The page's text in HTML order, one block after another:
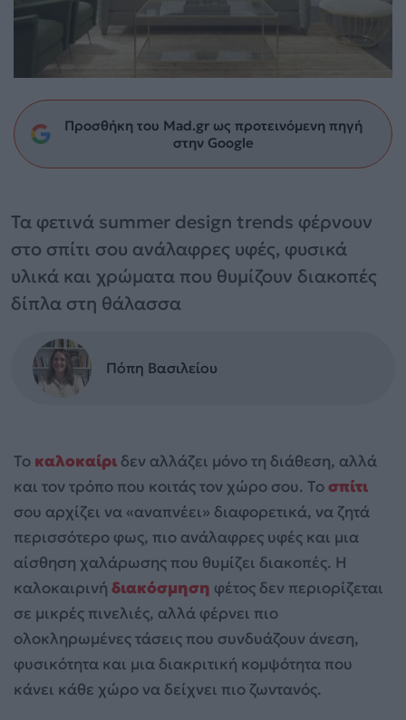
Προσθήκη του Mad.gr ως προτεινόμενη πηγή
στην Google
Τα φετινά summer design trends φέρνουν
στο σπίτι σου ανάλαφρες υφές, φυσικά
υλικά και χρώματα που θυμίζουν διακοπές
δίπλα στη θάλασσα
Πόπη Βασιλείου
Το καλοκαίρι δεν αλλάζει μόνο τη διάθεση, αλλά
και τον τρόπο που κοιτάς τον χώρο σου. Τοσπίτι
σου αρχίζει να «αναπνέει» διαφορετικά, να ζητά
περισσότερο φως, πιο ανάλαφρες υφές και μια
αίσθηση χαλάρωσης που θυμίζει διακοπές. Η
καλοκαιρινή διακόσμηση φέτος δεν περιορίζεται
σε μικρές πινελιές, αλλά φέρνει πιο
ολοκληρωμένες τάσεις που συνδυάζουν άνεση,
φυσικότητα και μια διακριτική κομψότητα που
κάνει κάθε χώρο να δείχνει πιο ζωντανός.